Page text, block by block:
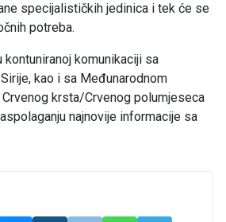
specijalističkih jedinica i tek će se
potreba.
kontuniranoj komunikaciji sa
kao i sa Međunarodnom
krsta/Crvenog polumjeseca
najnovije informacije sa